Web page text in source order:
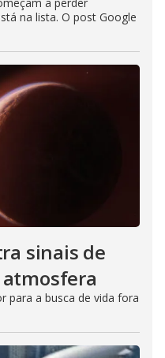
na lista. O post Google
sinais de
para a busca de vida fora